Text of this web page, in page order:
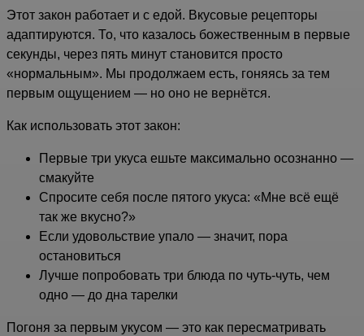
Этот закон работает и с едой. Вкусовые рецепторы
адаптируются. То, что казалось божественным в первые
секунды, через пять минут становится просто
«нормальным». Мы продолжаем есть, гоняясь за тем
первым ощущением — но оно не вернётся.
Как использовать этот закон:
Первые три укуса ешьте максимально осознанно —
смакуйте
Спросите себя после пятого укуса: «Мне всё ещё
так же вкусно?»
Если удовольствие упало — значит, пора
остановиться
Лучше попробовать три блюда по чуть-чуть, чем
одно — до дна тарелки
Погоня за первым укусом — это как пересматривать